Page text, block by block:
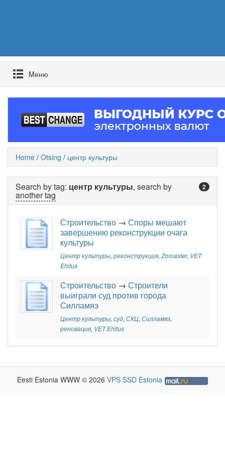
Mеню
Home / Otsing / центр культуры
2
Search by tag: центр культуры, search by
another tag
Строительство → Споры мешают
завершению реконструкции очага
культуры
Центр культуры, реконструкция,Zoroaster, VET
Ehitus
Строительство → Строители
выиграли суд против города
Силламяэ
Центр культуры, суд, СКЦ, Силламяэ,
реновация, VET Ehitus
Eesti Estonia WWW © 2026 VPS SSD Estonia